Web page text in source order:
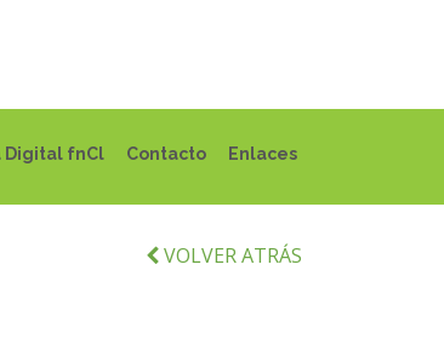
Digital fnCl Contacto Enlaces
VOLVER ATRÁS